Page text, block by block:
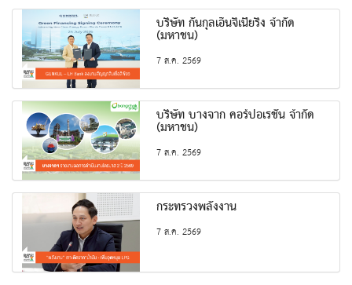
บริษัท กันกุลเอ็นจิเนียริ่ง จำกัด
(มหาชน)
7 ส.ค. 2569
บริษัท บางจาก คอร์ปอเรชั่น จำกัด
(มหาชน)
7 ส.ค. 2569
กระทรวงพลังงาน
7 ส.ค. 2569